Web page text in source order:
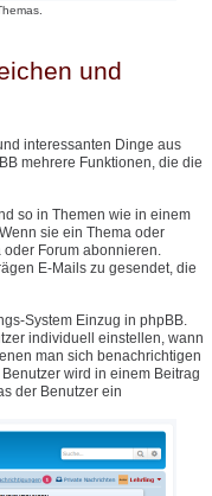
und
interessanten Dinge aus
mehrere Funktionen, die die
so in Themen wie in einem
sie ein Thema oder
oder Forum abonnieren.
E-Mails zu gesendet, die
System Einzug in phpBB.
individuell einstellen, wann
man sich benachrichtigen
wird in einem Beitrag
der Benutzer ein